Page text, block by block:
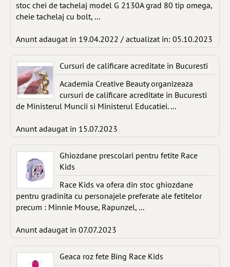
stoc chei de tachelaj model G 2130A grad 80 tip omega,
cheie tachelaj cu bolt, ...
Anunt adaugat in 19.04.2022 / actualizat in: 05.10.2023
Cursuri de calificare acreditate in Bucuresti
Academia Creative Beauty organizeaza
cursuri de calificare acreditate in Bucuresti
de Ministerul Muncii si Ministerul Educatiei. ...
Anunt adaugat in 15.07.2023
Ghiozdane prescolari pentru fetite Race
Kids
Race Kids va ofera din stoc ghiozdane
pentru gradinita cu personajele preferate ale fetitelor
precum : Minnie Mouse, Rapunzel, ...
Anunt adaugat in 07.07.2023
Geaca roz fete Bing Race Kids